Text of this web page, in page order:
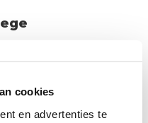
cookies
en advertenties te
Sie dazu auf den